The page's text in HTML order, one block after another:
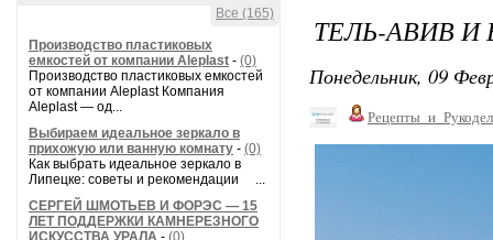
Все (165)
Производство пластиковых
емкостей от компании Aleplast - (0)
Производство пластиковых емкостей
от компании Aleplast Компания
Aleplast — од...
Выбираем идеальное зеркало в
прихожую или ванную комнату - (0)
Как выбрать идеальное зеркало в
Липецке: советы и рекомендации ...
СЕРГЕЙ ШМОТЬЕВ И ФОРЭС — 15
ЛЕТ ПОДДЕРЖКИ КАМНЕРЕЗНОГО
ИСКУССТВА УРАЛА - (0)
ТЕЛЬ-АВИВ
Понедельник, 09